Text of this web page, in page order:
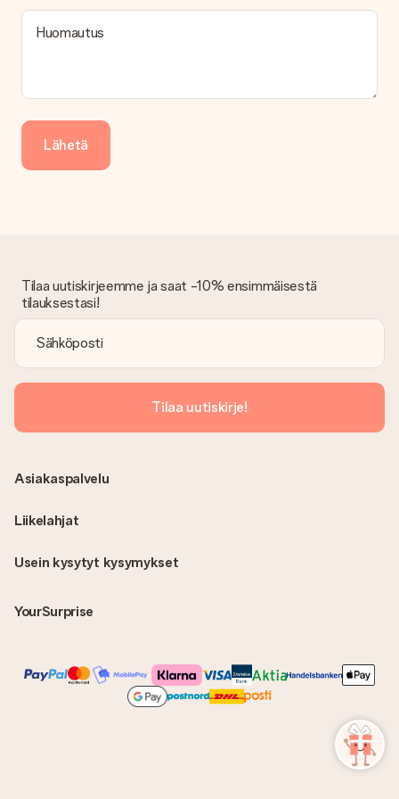
Huomautus
Lähetä
Tilaa uutiskirjeemme ja saat -10% ensimmäisestä
tilauksestasi!
Tilaa uutiskirje!
Usein kysytyt kysymykset
YourSurprise
Asiakaspalvelu
Liikelahjat